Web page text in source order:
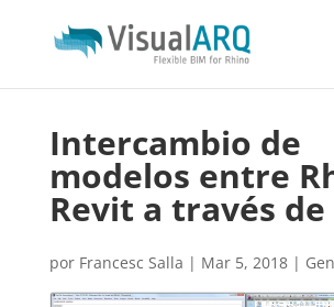
Intercambio de
modelos entre
Revit a través de
por Francesc Salla | Mar 5, 2018|